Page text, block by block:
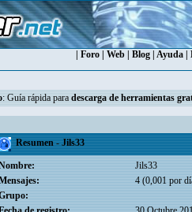
Foro Web Blog Ayuda
: Guía rápida para descarga de herramientas
Resumen - Jils33
Jils33
4 (0,001 por